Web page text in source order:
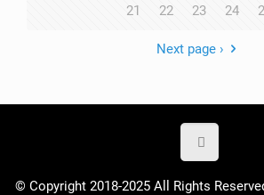
21
22 23 24
Next page ›
© Copyright 2018-2025 All Rights